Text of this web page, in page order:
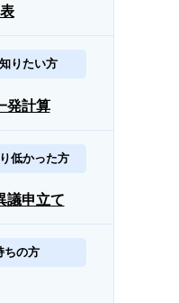
りたい方
発計算
低かった方
議申立て
ちの方